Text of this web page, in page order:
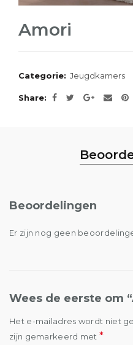
Amori
Categorie: Jeugdkamers
Share
Beoordelingen
Er zijn nog geen
Wees de eerste om
Het e-mailadres wordt niet
zijn gemarkeerd met*